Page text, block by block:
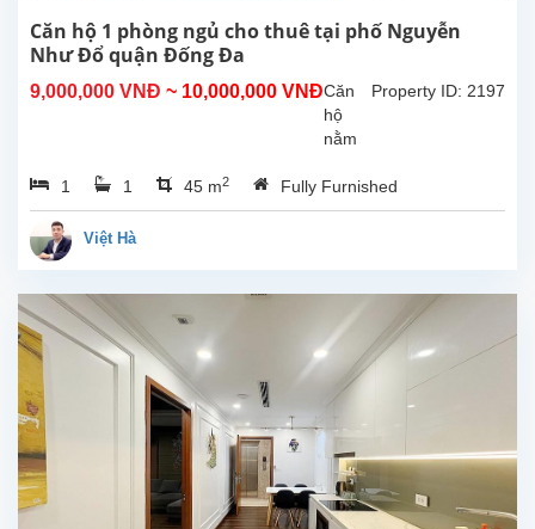
phòng
nhà
tắm
,nội
Căn hộ 1 phòng ngủ cho thuê tại phố Nguyễn
Như Đổ quận Đống Đa
9,000,000 VNĐ ~ 10,000,000 VNĐ Property ID: 2197
Căn
hộ
nằm
con
phố
Miếu
gần
ga Hà
Nội
hộ có
diện
tích
45m2
1 1 45 m2 Fully Furnished
Việt Hà